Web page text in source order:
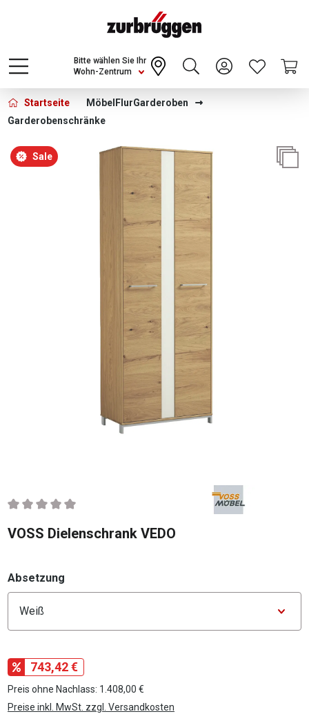
Choose a different country or region to see
content for your location and shop online
CONTINUE
Wohn-Zentrum
Bitte wählen Sie Ihr
Startseite Möbel FlurGarderoben
Garderobenschränke
Bildergalerie überspringen
Sale
Durchschnittliche Bewertung von 0 von 5 Sternen
VOSS Dielenschrank VEDO
Absetzung
743,42 €
Preis ohne Nachlass: 1.408,00 €
Preise inkl. MwSt. zzgl. Versandkosten